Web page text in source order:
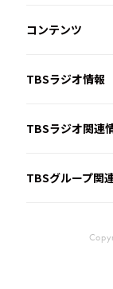
コンテンツ
TBSラジオ情報
TBSラジオ関連
TBSグループ関